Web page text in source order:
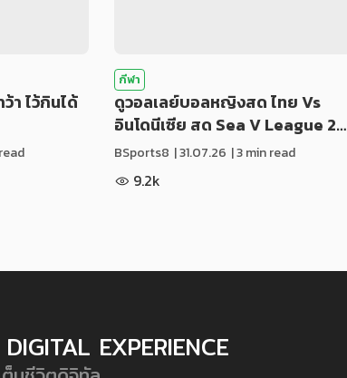
า ไว้กินได้
กีฬา
ดูวอลเลย์บอลหญิงสด ไทย Vs
อินโดนีเซีย สด Sea V League 2…
BSports8 |31.07.26 | 3 min read
9.2k
EXPERIENCE